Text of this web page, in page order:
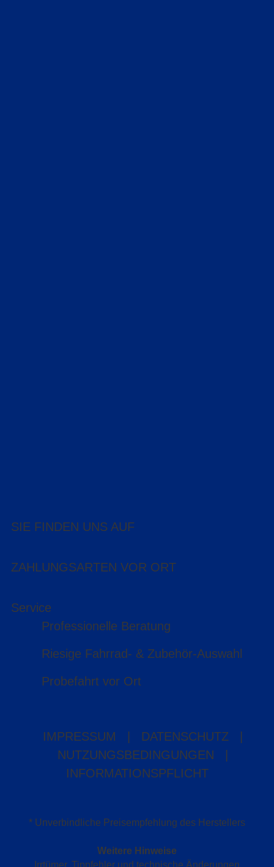
SIE FINDEN UNS AUF
ZAHLUNGSARTEN VOR ORT
Service
Professionelle Beratung
Riesige Fahrrad- & Zubehör-Auswahl
Probefahrt vor Ort
IMPRESSUM DATENSCHUTZ
NUTZUNGSBEDINGUNGEN
INFORMATIONSPFLICHT
* Unverbindliche Preisempfehlung des Herstellers
Weitere Hinweise